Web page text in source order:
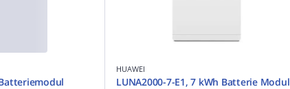
HUAWEI
LUNA2000-7-E1, 7 kWh Batterie Modul